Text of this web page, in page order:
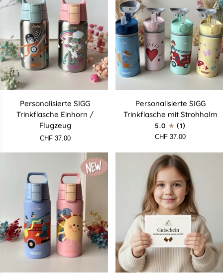
Personalisierte
SIGG
Trinkflasche
Flugzeug
Personalisierte SIGG
Trinkflasche Einhorn /
Flugzeug
CHF 37.00
Personalisierte
SIGG
Personalisierte SIGG
Trinkflasche mit Strohhalm
5.0
(1)
CHF 37.00